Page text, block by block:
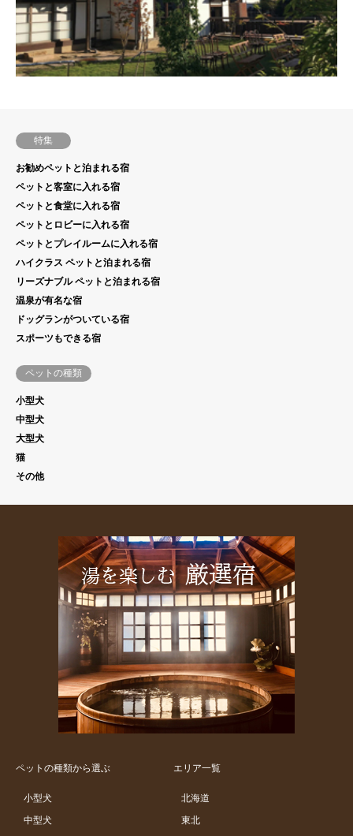
特集
お勧めペットと泊まれる宿
ペットと客室に入れる宿
ペットと食堂に入れる宿
ペットとロビーに入れる宿
ペットとプレイルームに入れる宿
ハイクラス ペットと泊まれる宿
リーズナブル ペットと泊まれる宿
温泉が有名な宿
ドッグランがついている宿
スポーツもできる宿
ペットの種類
小型犬
中型犬
大型犬
猫
その他
ペットの種類から選ぶ
小型犬
中型犬
エリア一覧
北海道
東北